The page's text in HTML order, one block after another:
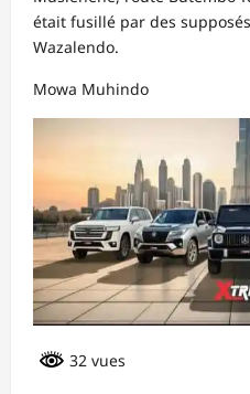
était fusillé par des
Wazalendo.
Mowa Muhindo
32 vues